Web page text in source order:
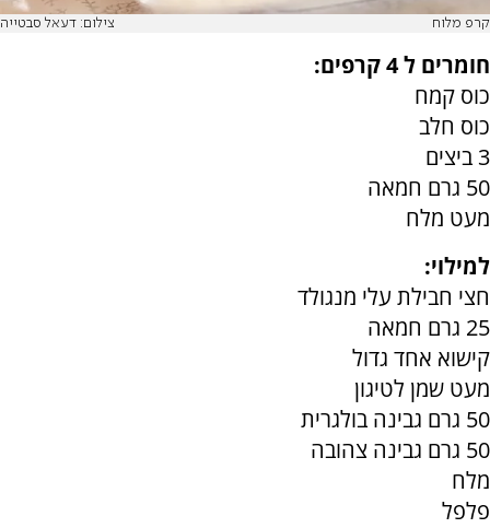
קרפ מלוח צילום: דעאל סבטייה
חומרים ל 4 קרפים:
כוס קמח
כוס חלב
3 ביצים
50 גרם חמאה
מעט מלח
למילוי:
חצי חבילת עלי מנגולד
25 גרם חמאה
קישוא אחד גדול
מעט שמן לטיגון
50 גרם גבינה בולגרית
50 גרם גבינה צהובה
מלח
פלפל